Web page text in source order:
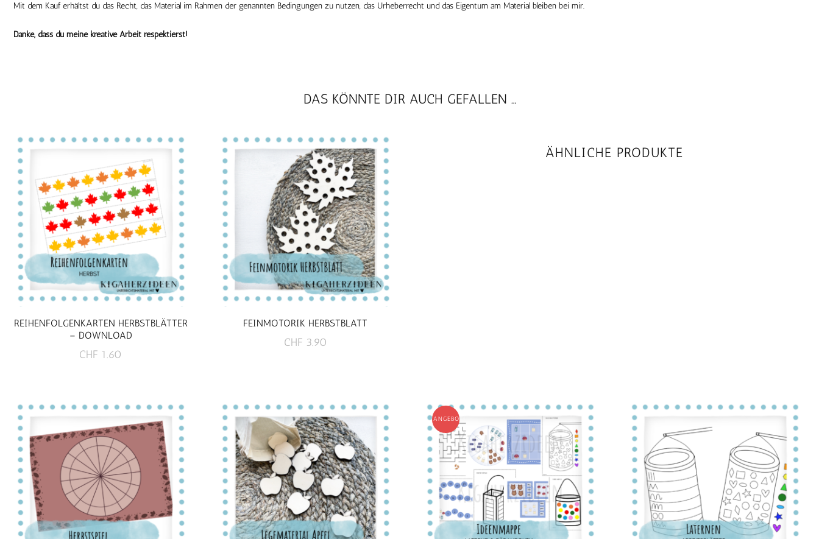
Mit dem Kauf erhältst du das Recht, das Material im Rahmen der genannten Bedingungen zu nutzen, das Urheberrecht und das Eigentum am Material bleiben bei mir.
Danke, dass du meine kreative Arbeit respektierst!
DAS KÖNNTE DIR AUCH GEFALLEN …
REIHENFOLGENKARTEN HERBSTBLÄTTER
– DOWNLOAD
CHF 1.60
FEINMOTORIK HERBSTBLATT
CHF 3.90
ÄHNLICHE PRODUKTE
ANGEBOT!